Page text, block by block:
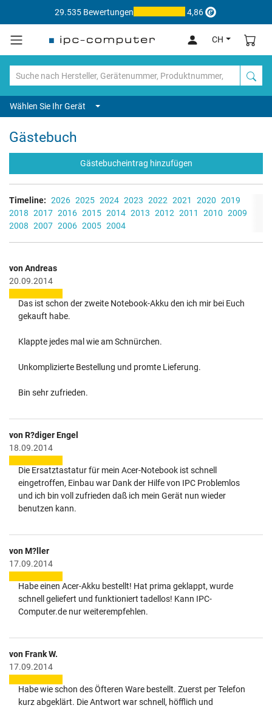
29.535 Bewertungen 4,86
CH
Wählen Sie Ihr Gerät
Gästebuch
Gästebucheintrag hinzufügen
Timeline: 2026 2025 2024 2023 2022 2021 2020 2019
2018 2017 2016 2015 2014 2013 2012 2011 2010 2009
2008 2007 2006 2005 2004
von Andreas
20.09.2014
Das ist schon der zweite Notebook-Akku den ich mir bei Euch
gekauft habe.
Klappte jedes mal wie am Schnürchen.
Unkomplizierte Bestellung und promte Lieferung.
Bin sehr zufrieden.
von R?diger Engel
18.09.2014
Die Ersatztastatur für mein Acer-Notebook ist schnell
eingetroffen, Einbau war Dank der Hilfe von IPC Problemlos
und ich bin voll zufrieden daß ich mein Gerät nun wieder
benutzen kann.
von M?ller
17.09.2014
Habe einen Acer-Akku bestellt! Hat prima geklappt, wurde
schnell geliefert und funktioniert tadellos! Kann IPC-
Computer.de nur weiterempfehlen.
von Frank W.
17.09.2014
Habe wie schon des Öfteren Ware bestellt. Zuerst per Telefon
kurz abgeklärt. Die Antwort war schnell, höfflich und